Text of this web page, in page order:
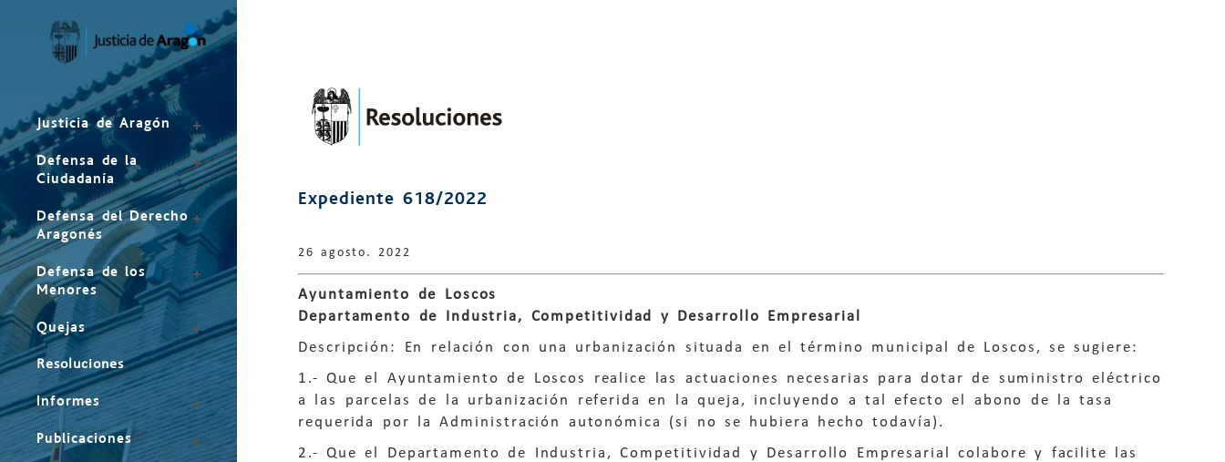
Justicia de Aragón
Defensa de la
Ciudadanía
Defensa del Derecho
Aragonés
Defensa de los
Menores
Quejas
Resoluciones
Informes
Publicaciones
Expediente 618/2022
26 agosto. 2022
Ayuntamiento de Loscos
Departamento de Industria, Competitividad y Desarrollo Empresarial
Descripción: En relación con una urbanización situada en el término municipal de Loscos, se sugiere:
1.- Que el Ayuntamiento de Loscos realice las actuaciones necesarias para dotar de suministro eléctrico
a las parcelas de la urbanización referida en la queja, incluyendo a tal efecto el abono de la tasa
requerida por la Administración autonómica (si no se hubiera hecho todavía).
2.- Que el Departamento de Industria, Competitividad y Desarrollo Empresarial colabore y facilite las